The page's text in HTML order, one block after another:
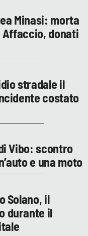
Minasi: morta
Affaccio, donati
stradale il
costato
Vibo: scontro
e una moto
Solano, il
durante il